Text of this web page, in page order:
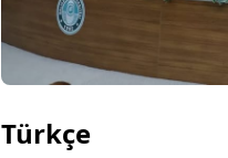
Türkçe